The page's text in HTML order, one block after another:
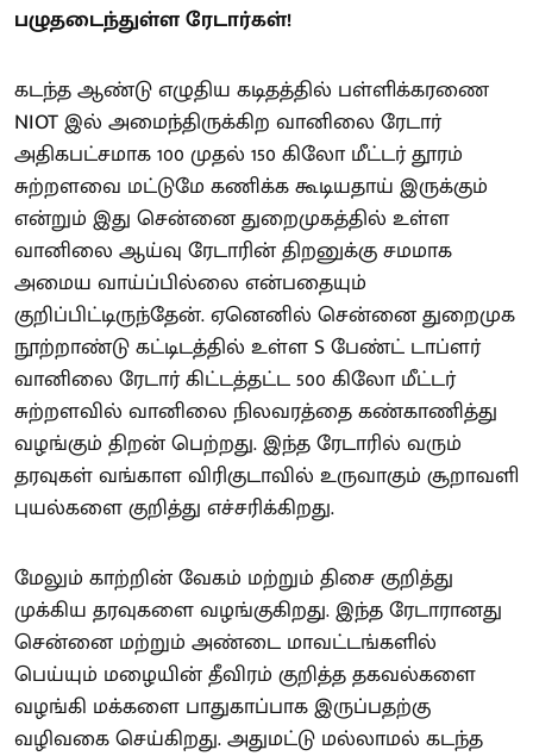
பழுதடைந்துள்ள ரேடார்கள்!
கடந்த ஆண்டு எழுதிய கடிதத்தில் பள்ளிக்கரணை
NIOT இல் அமைந்திருக்கிற வானிலை ரேடார்
அதிகபட்சமாக 100 முதல் 150 கிலோ மீட்டர் தூரம்
சுற்றளவை மட்டுமே கணிக்க கூடியதாய் இருக்கும்
என்றும் இது சென்னை துறைமுகத்தில் உள்ள
வானிலை ஆய்வு ரேடாரின் திறனுக்கு சமமாக
அமைய வாய்ப்பில்லை என்பதையும்
குறிப்பிட்டிருந்தேன். ஏனெனில் சென்னை துறைமுக
நூற்றாண்டு கட்டிடத்தில் உள்ள S பேண்ட் டாப்ளர்
வானிலை ரேடார் கிட்டத்தட்ட 500 கிலோ மீட்டர்
சுற்றளவில் வானிலை நிலவரத்தை கண்காணித்து
வழங்கும் திறன் பெற்றது. இந்த ரேடாரில் வரும்
தரவுகள் வங்காள விரிகுடாவில் உருவாகும் சூறாவளி
புயல்களை குறித்து எச்சரிக்கிறது.
மேலும் காற்றின் வேகம் மற்றும் திசை குறித்து
முக்கிய தரவுகளை வழங்குகிறது. இந்த ரேடாரானது
சென்னை மற்றும் அண்டை மாவட்டங்களில்
பெய்யும் மழையின் தீவிரம் குறித்த தகவல்களை
வழங்கி மக்களை பாதுகாப்பாக இருப்பதற்கு
வழிவகை செய்கிறது. அதுமட்டு மல்லாமல் கடந்த